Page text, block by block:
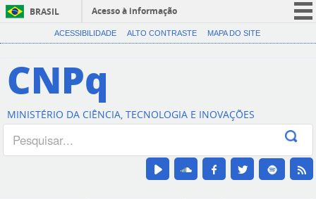
BRASIL
Acesso à informação
CORONAVÍRUS (COVID-19)
Canais
ACESSIBILIDADE ALTO CONTRASTE MAPA DO SITE
CNPq
MINISTÉRIO DA CIÊNCIA, TECNOLOGIA E INOVAÇÕES